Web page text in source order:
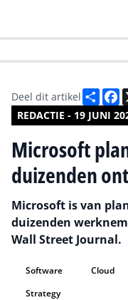
REDACTIE - 19 JUNI
Deel dit artikel Deel
Microsoft
duizenden
Microsoft is van
duizenden
Wall Street Journal.
Software Cloud
Strategy